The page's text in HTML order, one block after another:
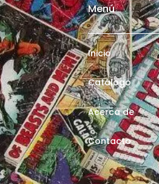
Menú
Inicio
Catálogo
Acerca de
Contacto